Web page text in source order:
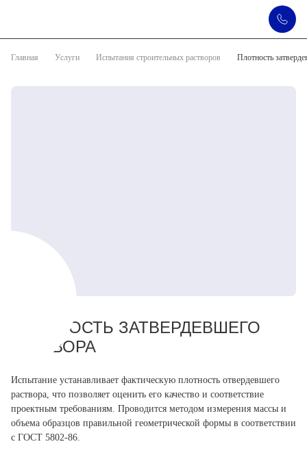
Главная Услуги Испытания строительных растворов Плотность
ПЛОТНОСТЬ ЗАТВЕРДЕВШЕГО
РАСТВОРА
Испытание устанавливает фактическую плотность отвердевшего
раствора, что позволяет оценить его качество и соответствие
проектным требованиям. Проводится методом измерения массы и
объема образцов правильной геометрической формы в соответствии
с ГОСТ 5802-86.